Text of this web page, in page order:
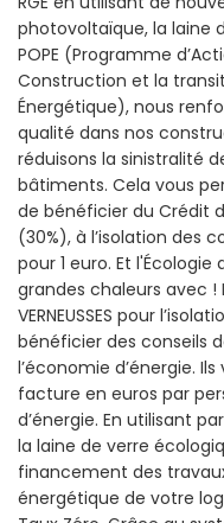
photovoltaïque, la laine
POPE (Programme
Construction et la
Énergétique), nous
qualité dans nos
réduisons la sinistralité
bâtiments. Cela vous
de bénéficier du Crédit
(30%), à l’isolation des
pour 1 euro. Et
grandes chaleurs avec !
VERNEUSSES pour
bénéficier des conseils
l’économie d’énergie.
facture en euros par
d’énergie. En utilisant
la laine de verre
financement des
énergétique de votre